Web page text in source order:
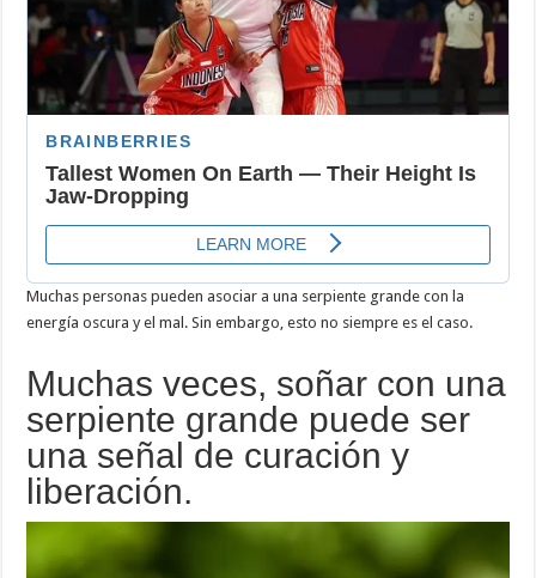
Muchas personas pueden asociar a una serpiente grande con la
energía oscura y el mal. Sin embargo, esto no siempre es el caso.
Muchas veces, soñar con una
serpiente grande puede ser
una señal de curación y
liberación.